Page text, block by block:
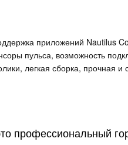
приложений Nautilus
пульса, возможность
легкая сборка, прочная и
профессиональный